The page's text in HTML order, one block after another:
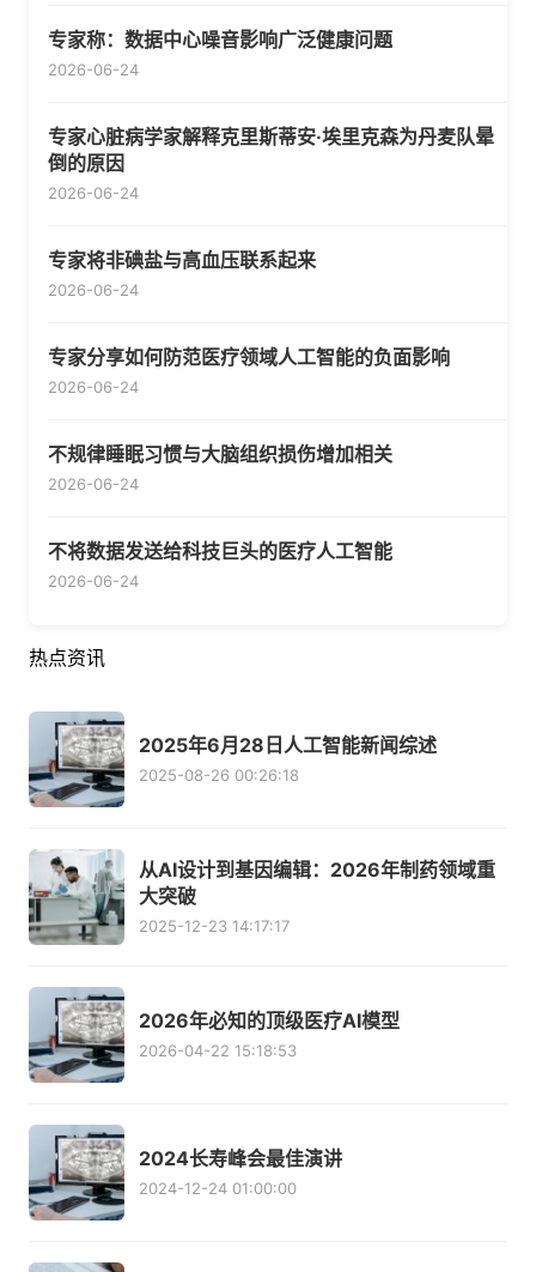
专家称：数据中心噪音影响广泛健康问题
2026-06-24
专家心脏病学家解释克里斯蒂安·埃里克森为丹麦队晕
倒的原因
2026-06-24
专家将非碘盐与高血压联系起来
2026-06-24
专家分享如何防范医疗领域人工智能的负面影响
2026-06-24
不规律睡眠习惯与大脑组织损伤增加相关
2026-06-24
不将数据发送给科技巨头的医疗人工智能
2026-06-24
热点资讯
2025年6月28日人工智能新闻综述
2025-08-26 00:26:18
从AI设计到基因编辑：2026年制药领域重
大突破
2025-12-23 14:17:17
2026年必知的顶级医疗AI模型
2026-04-22 15:18:53
2024长寿峰会最佳演讲
2024-12-24 01:00:00